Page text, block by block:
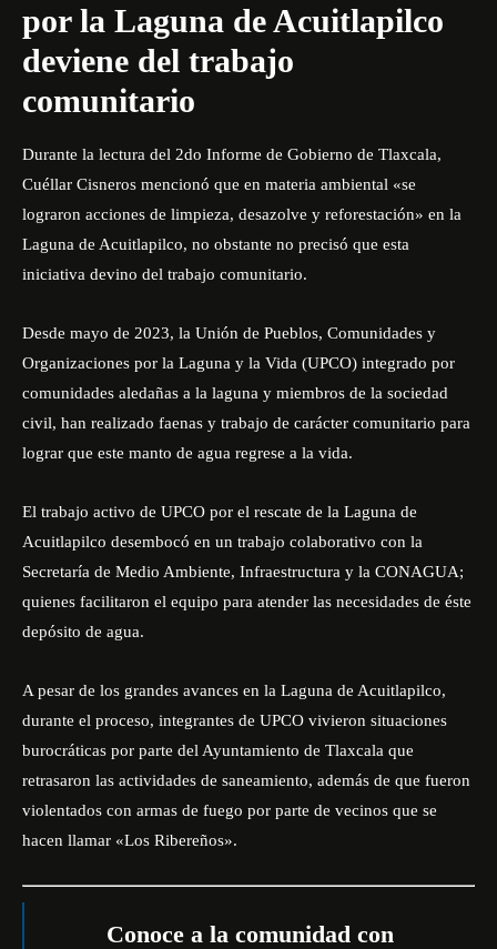
por la Laguna de Acuitlapilco
deviene del trabajo
comunitario
Durante la lectura del 2do Informe de Gobierno de Tlaxcala,
Cuéllar Cisneros mencionó que en materia ambiental «se
lograron acciones de limpieza, desazolve y reforestación» en la
Laguna de Acuitlapilco, no obstante no precisó que esta
iniciativa devino del trabajo comunitario.
Desde mayo de 2023, la Unión de Pueblos, Comunidades y
Organizaciones por la Laguna y la Vida (UPCO) integrado por
comunidades aledañas a la laguna y miembros de la sociedad
civil, han realizado faenas y trabajo de carácter comunitario para
lograr que este manto de agua regrese a la vida.
El trabajo activo de UPCO por el rescate de la Laguna de
Acuitlapilco desembocó en un trabajo colaborativo con la
Secretaría de Medio Ambiente, Infraestructura y la CONAGUA;
quienes facilitaron el equipo para atender las necesidades de éste
depósito de agua.
A pesar de los grandes avances en la Laguna de Acuitlapilco,
durante el proceso, integrantes de UPCO vivieron situaciones
burocráticas por parte del Ayuntamiento de Tlaxcala que
retrasaron las actividades de saneamiento, además de que fueron
violentados con armas de fuego por parte de vecinos que se
hacen llamar «Los Ribereños».
Conoce a la comunidad con